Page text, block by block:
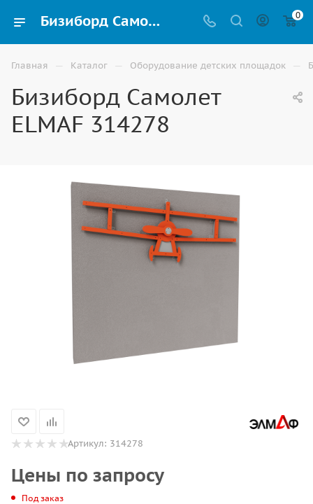
Бизиборд Самолет ELMAF 314278 для детского сада и игровой площадки купить в Астрахани | ВИНКО 0
Главная — Каталог — Оборудование детских площадок —
Бизиборд Самолет
ELMAF 314278
Артикул: 314278
Цены по запросу
Под заказ